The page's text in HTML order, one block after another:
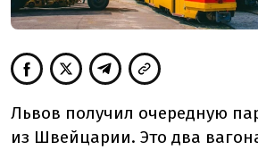
Львов получил очередную
из Швейцарии. Это два